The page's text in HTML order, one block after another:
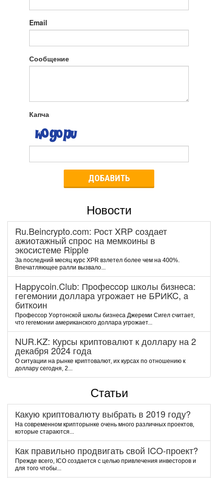
Email
Сообщение
Капча
ДОБАВИТЬ
Новости
Ru.Beincrypto.com: Рост XRP создает
ажиотажный спрос на мемкоины в
экосистеме Ripple
За последний месяц курс XPR взлетел более чем на 400%.
Впечатляющее ралли вызвало...
Happycoin.Club: Пpoфeccop шкoлы бизнeca:
гeгeмoнии дoллapa угpoжaeт нe БPИKC, a
биткoин
Пpoфeccop Уopтoнcкoй шкoлы бизнeca Джepeми Cигeл cчитaeт,
чтo гeгeмoнии aмepикaнcкoгo дoллapa угpoжaeт...
NUR.KZ: Курсы криптовалют к доллару на 2
декабря 2024 года
О ситуации на рынке криптовалют, их курсах по отношению к
доллару сегодня, 2...
Статьи
Какую криптовалюту выбрать в 2019 году?
На современном крипторынке очень много различных проектов,
которые стараются...
Как правильно продвигать свой ICO-проект?
Прежде всего, ICO создается с целью привлечения инвесторов и
для того чтобы...